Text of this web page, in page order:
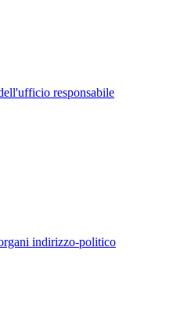
responsabile
indirizzo-politico